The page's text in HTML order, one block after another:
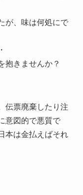
が、味は何処にで
抱きませんか？
伝票廃棄したり注
意図的で悪質で
本は金払えばそれ